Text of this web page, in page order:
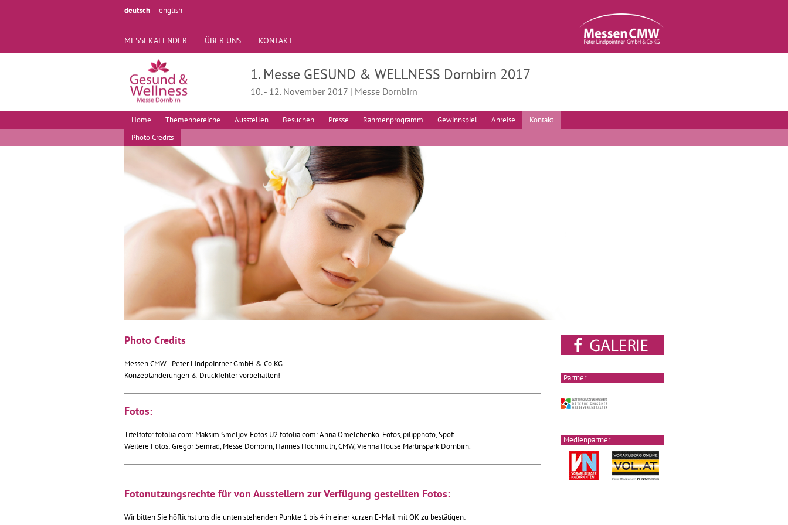
deutsch english
MESSEKALENDER ÜBER UNS KONTAKT
1. Messe GESUND & WELLNESS Dornbirn 2017
10. - 12. November 2017 | Messe Dornbirn
Home Themenbereiche Ausstellen Besuchen Presse Rahmenprogramm Gewinnspiel Anreise
Kontakt
Photo Credits
Photo Credits
Messen CMW - Peter Lindpointner GmbH & Co KG
Konzeptänderungen & Druckfehler vorbehalten!
Fotos:
Titelfoto: fotolia.com: Maksim Smeljov. Fotos U2 fotolia.com: Anna Omelchenko. Fotos, pilipphoto, Spofi.
Weitere Fotos: Gregor Semrad, Messe Dornbirn, Hannes Hochmuth, CMW, Vienna House Martinspark Dornbirn.
Fotonutzungsrechte für von Ausstellern zur Verfügung gestellten Fotos:
Wir bitten Sie höflichst uns die unten stehenden Punkte 1 bis 4 in einer kurzen E-Mail mit OK zu bestätigen:
Partner
Medienpartner